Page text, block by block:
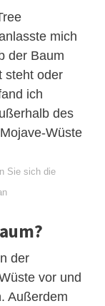
mich
der Baum
steht oder
ich
des
Wüste
Sie sich die
der
vor und
Außerdem